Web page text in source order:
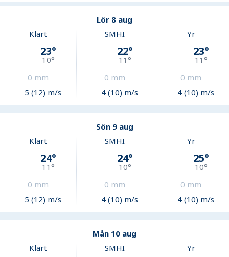
Lör 8 aug
Klart
23°
10°
0 mm
5 (12) m/s
SMHI
22°
11 °
0 mm
4 (10) m/s
Yr
23°
11°
0 mm
4 (10) m/s
Sön 9 aug
Klart
24°
11°
0 mm
5 (12) m/s
SMHI
24°
10°
0 mm
4 (10) m/s
Yr
25°
10°
0 mm
4 (10) m/s
Mån 10 aug
Klart
SMHI Yr